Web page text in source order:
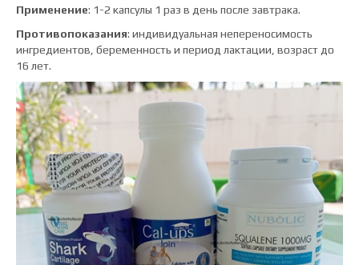
Применение: 1-2 капсулы 1 раз в день после завтрака.
Противопоказания: индивидуальная непереносимость
ингредиентов, беременность и период лактации, возраст до
16 лет.